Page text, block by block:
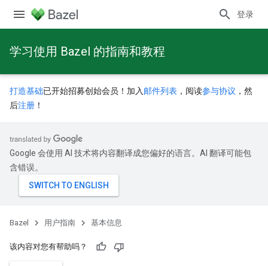
登录
学习使用 Bazel 的指南和教程
打造基础已开始招募创始会员！加入 邮件列表 ，阅读参与协议 ，然
后注册 ！
Google 会使用 AI 技术将内容翻译成您偏好的语言。AI 翻译可能包
含错误。
Bazel 用户指南 基本信息
该内容对您有帮助吗？